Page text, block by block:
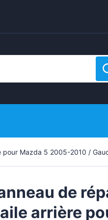
est vide !
Mazda 5 2005-2010 /
de
arrière